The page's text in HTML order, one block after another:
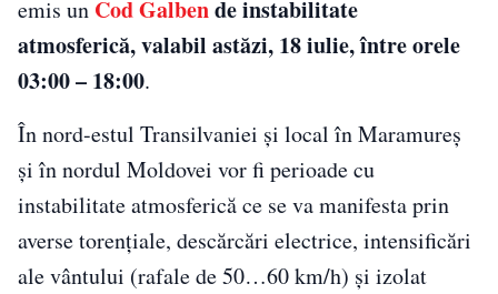
emis un Cod Galbende instabilitate
atmosferică, valabil astăzi, 18 iulie, între orele
03:00 – 18:00.
În nord-estul Transilvaniei și local în Maramureș
și în nordul Moldovei vor fi perioade cu
instabilitate atmosferică ce se va manifesta prin
averse torențiale, descărcări electrice, intensificări
ale vântului (rafale de 50…60 km/h) și izolat